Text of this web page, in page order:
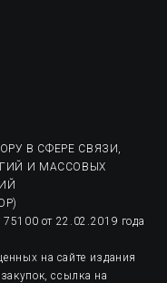
В СФЕРЕ СВЯЗИ,
И МАССОВЫХ
от 22.02.2019 года
на сайте издания
ссылка на